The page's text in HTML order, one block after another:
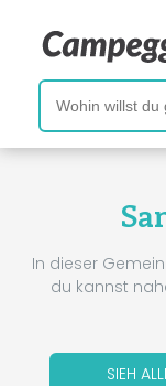
In dieser
du kannst
SIEH